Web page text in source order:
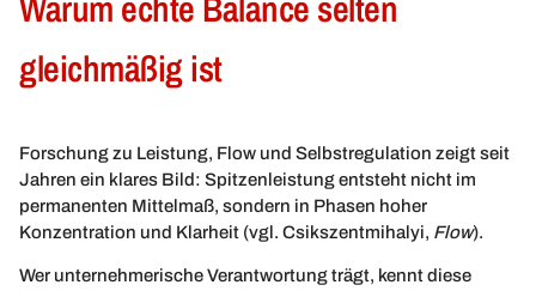
gleichmäßig ist
Forschung zu Leistung, Flow und Selbstregulation zeigt seit
Jahren ein klares Bild: Spitzenleistung entsteht nicht im
permanenten Mittelmaß, sondern in Phasen hoher
Konzentration und Klarheit (vgl. Csikszentmihalyi, Flow).
Wer unternehmerische Verantwortung trägt, kennt diese